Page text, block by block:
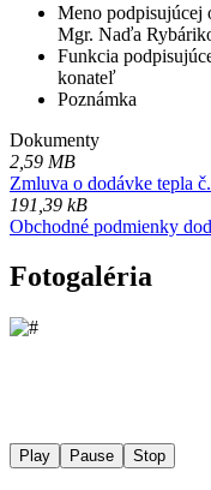
Meno podpisujúcej
Mgr. Naďa
Funkcia
konateľ
Poznámka
Dokumenty
2,59 MB
Zmluva o dodávke tepla
191,39 kB
Obchodné podmienky
Fotogaléria
Play Pause Stop